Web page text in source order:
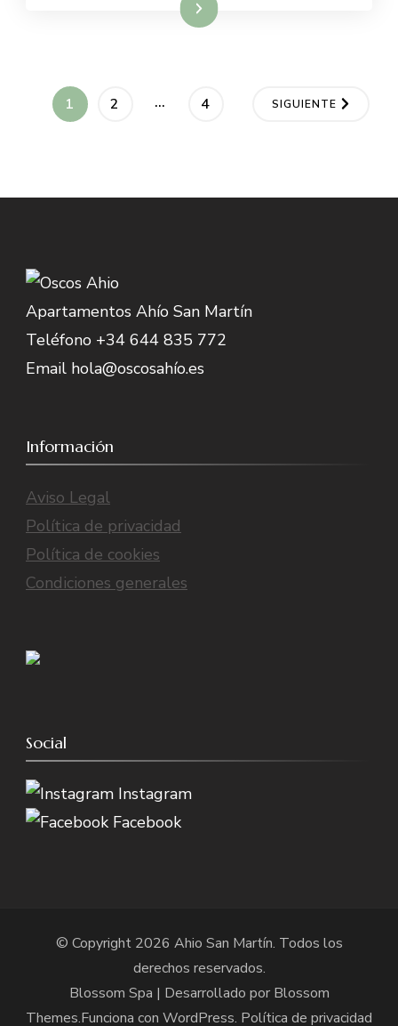
Leer más
Paginación
entradas
PÁGINA
1 PÁGINA
2 … PÁGINA
4 SIGUIENTE
Apartamentos Ahío San Martín
Teléfono +34 644 835 772
Email hola@oscosahío.es
Información
Aviso Legal
Política de privacidad
Política de cookies
Condiciones generales
Social
Instagram
Facebook
© Copyright 2026 Ahio San Martín. Todos los
derechos reservados.
Blossom Spa | Desarrollado por Blossom
Themes.Funciona con WordPress. Política de privacidad